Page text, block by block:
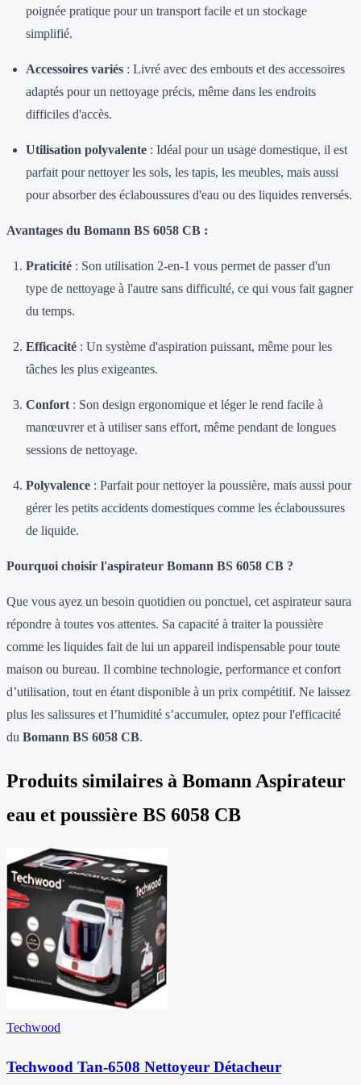
poignée pratique pour un transport facile et un stockage
simplifié.
Accessoires variés : Livré avec des embouts et des accessoires
adaptés pour un nettoyage précis, même dans les endroits
difficiles d'accès.
Utilisation polyvalente : Idéal pour un usage domestique, il est
parfait pour nettoyer les sols, les tapis, les meubles, mais aussi
pour absorber des éclaboussures d'eau ou des liquides renversés.
Avantages du Bomann BS 6058 CB :
Praticité : Son utilisation 2-en-1 vous permet de passer d'un
type de nettoyage à l'autre sans difficulté, ce qui vous fait gagner
du temps.
Efficacité : Un système d'aspiration puissant, même pour les
tâches les plus exigeantes.
Confort : Son design ergonomique et léger le rend facile à
manœuvrer et à utiliser sans effort, même pendant de longues
sessions de nettoyage.
Polyvalence : Parfait pour nettoyer la poussière, mais aussi pour
gérer les petits accidents domestiques comme les éclaboussures
de liquide.
Pourquoi choisir l'aspirateur Bomann BS 6058 CB ?
Que vous ayez un besoin quotidien ou ponctuel, cet aspirateur saura
répondre à toutes vos attentes. Sa capacité à traiter la poussière
comme les liquides fait de lui un appareil indispensable pour toute
maison ou bureau. Il combine technologie, performance et confort
d’utilisation, tout en étant disponible à un prix compétitif. Ne laissez
plus les salissures et l’humidité s’accumuler, optez pour l'efficacité
du Bomann BS 6058 CB.
Produits similaires à Bomann Aspirateur
eau et poussière BS 6058 CB
Techwood
Techwood Tan-6508 Nettoyeur Détacheur